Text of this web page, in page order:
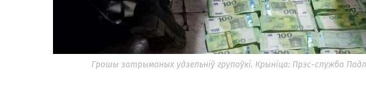
Грошы затрыманых удзельніў групоўкі. Крыніца: Прэс-служба